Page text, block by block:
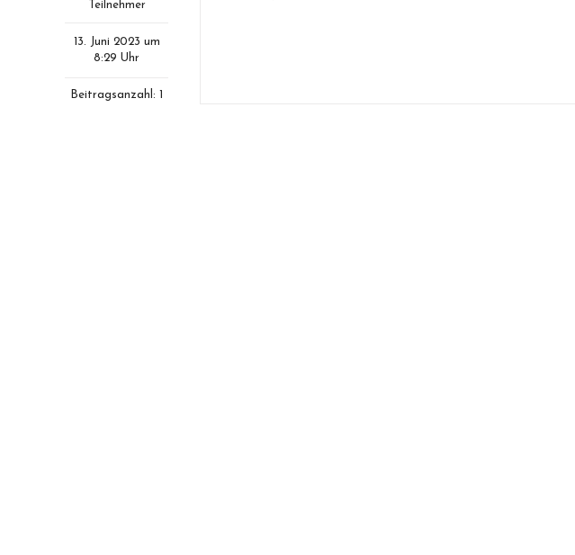
Teilnehmer
13. Juni 2023 um
8:29 Uhr
Beitragsanzahl: 1